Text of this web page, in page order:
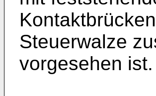
Steuerwalze
vorgesehen ist.